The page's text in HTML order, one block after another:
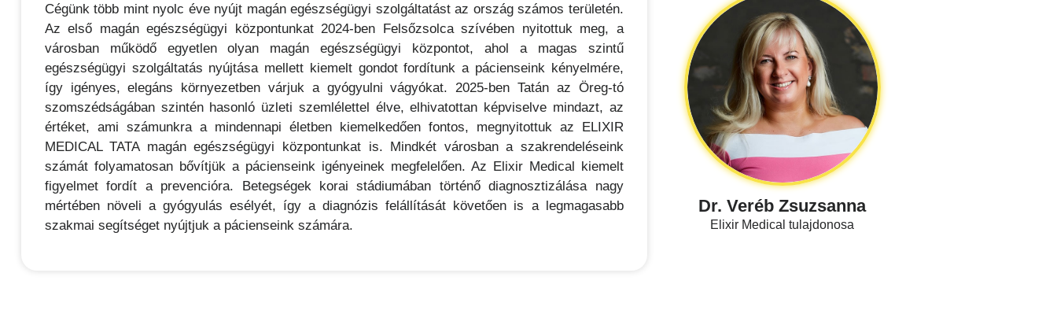
Cégünk több mint nyolc éve nyújt magán egészségügyi szolgáltatást az ország számos területén.
Az első magán egészségügyi központunkat 2024-ben Felsőzsolca szívében nyitottuk meg, a
városban működő egyetlen olyan magán egészségügyi központot, ahol a magas szintű
egészségügyi szolgáltatás nyújtása mellett kiemelt gondot fordítunk a pácienseink kényelmére,
így igényes, elegáns környezetben várjuk a gyógyulni vágyókat. 2025-ben Tatán az Öreg-tó
szomszédságában szintén hasonló üzleti szemlélettel élve, elhivatottan képviselve mindazt, az
értéket, ami számunkra a mindennapi életben kiemelkedően fontos, megnyitottuk az ELIXIR
MEDICAL TATA magán egészségügyi központunkat is. Mindkét városban a szakrendeléseink
számát folyamatosan bővítjük a pácienseink igényeinek megfelelően. Az Elixir Medical kiemelt
figyelmet fordít a prevencióra. Betegségek korai stádiumában történő diagnosztizálása nagy
mértében növeli a gyógyulás esélyét, így a diagnózis felállítását követően is a legmagasabb
szakmai segítséget nyújtjuk a pácienseink számára.
Dr. Veréb Zsuzsanna
Elixir Medical tulajdonosa